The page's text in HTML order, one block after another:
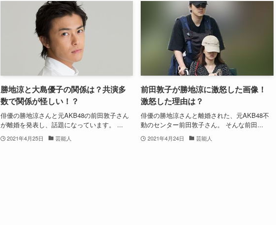
勝地涼と大島優子の関係は？共演多
数で関係が怪しい！？
俳優の勝地涼さんと元AKB48の前田敦子さん
が離婚を発表し、話題になっています。 ...
2021年4月25日 芸能人
前田敦子が勝地涼に激怒した画像！
激怒した理由は？
俳優の勝地涼さんと離婚された、元AKB48不
動のセンター前田敦子さん。 そんな前田...
2021年4月24日 芸能人